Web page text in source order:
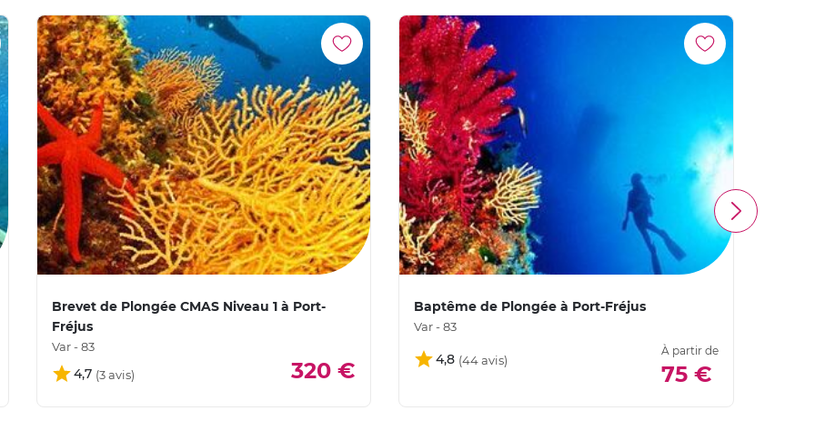
Brevet de Plongée CMAS Niveau 1 à Port-
Fréjus
Var - 83
4,7 320 €
Baptême de Plongée à Port-Fréjus
Var - 83
4,8
À partir de
75 €